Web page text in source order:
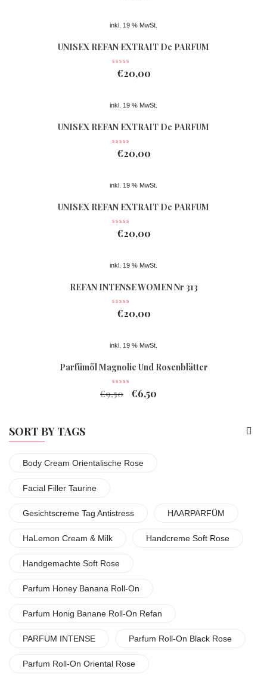
inkl. 19 % MwSt.
UNISEX REFAN EXTRAIT De PARFUM
Nr 362
€20,00
inkl. 19 % MwSt.
UNISEX REFAN EXTRAIT De PARFUM
Nr 074
€20,00
inkl. 19 % MwSt.
UNISEX REFAN EXTRAIT De PARFUM
Nr 363
€20,00
inkl. 19 % MwSt.
REFAN INTENSE WOMEN Nr 313
€20,00
inkl. 19 % MwSt.
Parfümöl Magnolie Und Rosenblätter
€9,50 €6,50
SORT BY TAGS
Body Cream Orientalische Rose
Facial Filler Taurine
Gesichtscreme Tag Antistress HAARPARFÜM
HaLemon Cream & Milk Handcreme Soft Rose
Handgemachte Soft Rose
Parfum Honey Banana Roll-On
Parfum Honig Banane Roll-On Refan
PARFUM INTENSE Parfum Roll-On Black Rose
Parfum Roll-On Oriental Rose